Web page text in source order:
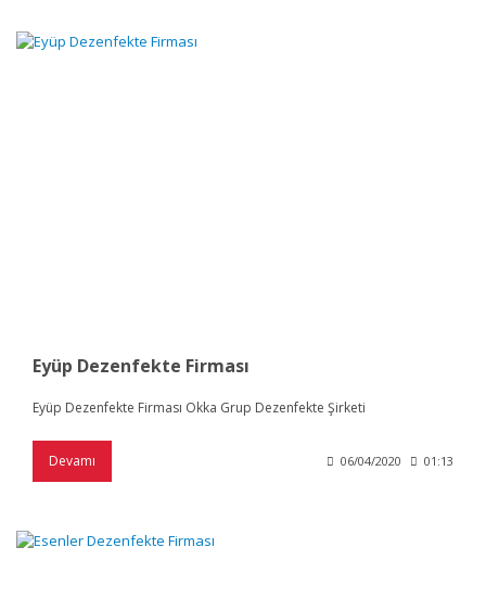
Eyüp Dezenfekte Firması
Eyüp Dezenfekte Firması Okka Grup Dezenfekte Şirketi
Devamı 06/04/2020 01:13